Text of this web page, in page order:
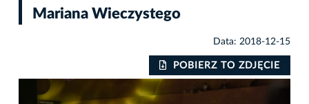
Mariana Wieczystego
Data: 2018-12-15
POBIERZ TO ZDJĘCIE